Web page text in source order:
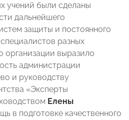
учений были сделаны
дальнейшего
защиты и постоянного
разных
организации выразило
администрации
и руководству
«Эксперты
Елены
в подготовке качественного